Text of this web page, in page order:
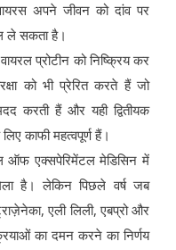
अपने जीवन को दांव पर
ले सकता है।
प्रोटीन को निष्क्रिय कर
को भी प्रेरित करते हैं जो
करती हैं और यही द्वितीयक
काफी महत्वपूर्ण हैं।
ऑफ एक्सपेरिमेंटल मेडिसिन में
है। लेकिन पिछले वर्ष जब
एली लिली, एबप्रो और
का दमन करने का निर्णय